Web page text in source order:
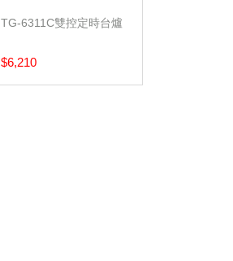
TG-6311C雙控定時台爐
$6,210